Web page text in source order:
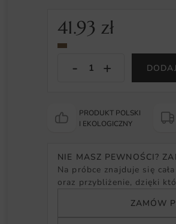
41.93zł
PRODUKT POLSKI
I EKOLOGICZNY
NIE MASZ PEWNOŚCI?
Na próbce znajduje się
oraz przybliżenie, dzięki
ZAMÓW